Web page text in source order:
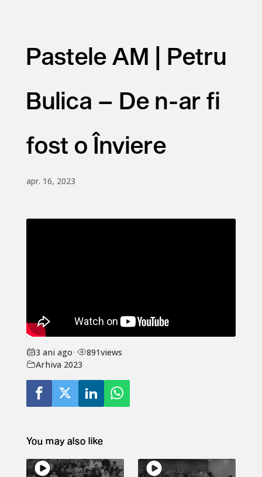
Pastele AM | Petru
Bulica – De n-ar fi
fost o Înviere
apr. 16, 2023
3 ani ago• 891views
Arhiva 2023
You may also like